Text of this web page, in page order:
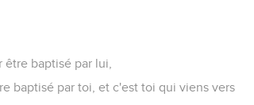
baptisé par lui,
baptisé par toi, et c'est toi qui viens vers